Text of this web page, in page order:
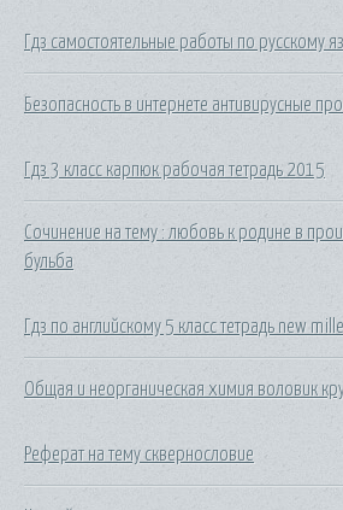
Гдз самостоятельные работы по русскому
Безопасность в интернете антивирусные
Гдз 3 класс карпюк рабочая тетрадь 2015
Сочинение на тему : любовь к родине в
бульба
Гдз по английскому 5 класс тетрадь new
Общая и неорганическая химия воловик
Реферат на тему сквернословие